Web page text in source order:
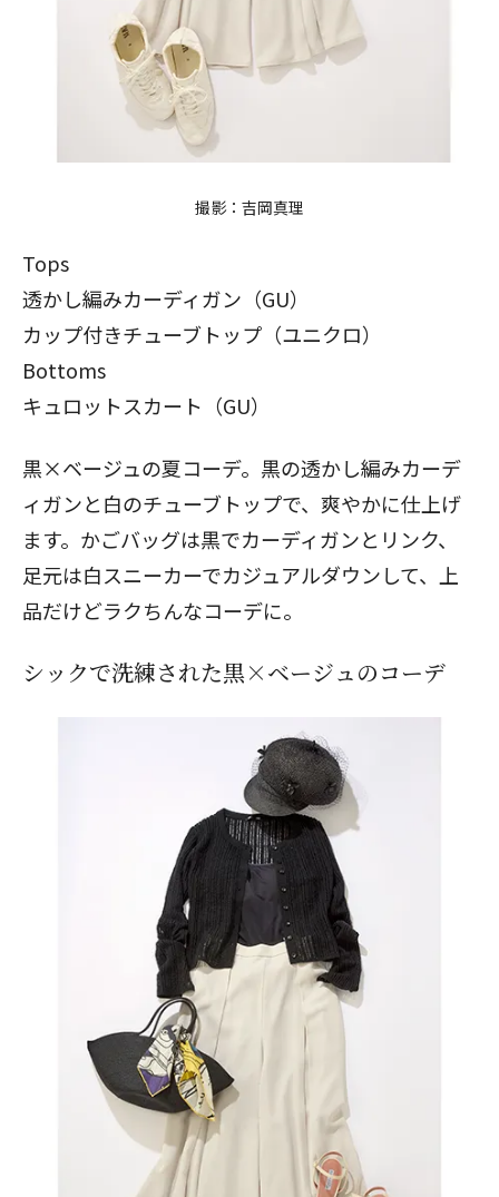
撮影：吉岡真理
Tops
透かし編みカーディガン（GU）
カップ付きチューブトップ（ユニクロ）
Bottoms
キュロットスカート（GU）
黒×ベージュの夏コーデ。黒の透かし編みカーデ
ィガンと白のチューブトップで、爽やかに仕上げ
ます。かごバッグは黒でカーディガンとリンク、
足元は白スニーカーでカジュアルダウンして、上
品だけどラクちんなコーデに。
シックで洗練された黒×ベージュのコーデ